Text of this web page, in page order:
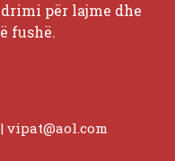
për lajme dhe
fushë.
vipat@aol.com